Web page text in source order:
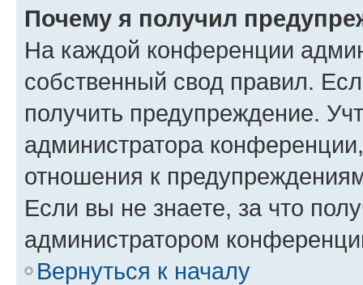
Почему я получил
На каждой конференции
собственный свод правил.
получить предупреждение.
администратора
отношения к
Если вы не знаете, за что
администратором
Вернуться к началу